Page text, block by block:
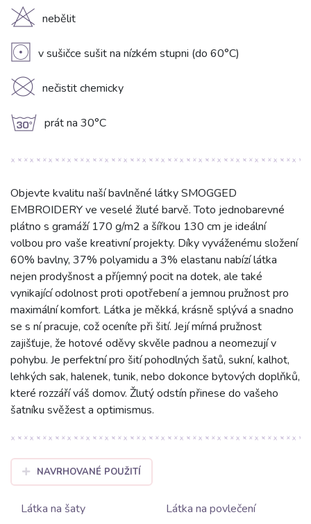
H nebělit
V v sušičce sušit na nízkém stupni (do 60°C)
K nečistit chemicky
g prát na 30°C
Objevte kvalitu naší bavlněné látky SMOGGED
EMBROIDERY ve veselé žluté barvě. Toto jednobarevné
plátno s gramáží 170 g/m2 a šířkou 130 cm je ideální
volbou pro vaše kreativní projekty. Díky vyváženému složení
60% bavlny, 37% polyamidu a 3% elastanu nabízí látka
nejen prodyšnost a příjemný pocit na dotek, ale také
vynikající odolnost proti opotřebení a jemnou pružnost pro
maximální komfort. Látka je měkká, krásně splývá a snadno
se s ní pracuje, což oceníte při šití. Její mírná pružnost
zajišťuje, že hotové oděvy skvěle padnou a neomezují v
pohybu. Je perfektní pro šití pohodlných šatů, sukní, kalhot,
lehkých sak, halenek, tunik, nebo dokonce bytových doplňků,
které rozzáří váš domov. Žlutý odstín přinese do vašeho
šatníku svěžest a optimismus.
NAVRHOVANÉ POUŽITÍ
Látka na šaty
Látka na povlečení